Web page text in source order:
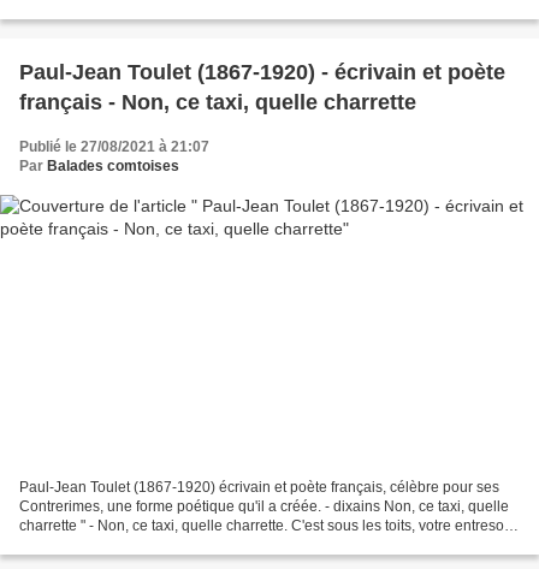
Paul-Jean Toulet (1867-1920) - écrivain et poète
français - Non, ce taxi, quelle charrette
Publié le 27/08/2021 à 21:07
Par Balades comtoises
Paul-Jean Toulet (1867-1920) écrivain et poète français, célèbre pour ses
Contrerimes, une forme poétique qu'il a créée. - dixains Non, ce taxi, quelle
charrette " - Non, ce taxi, quelle charrette. C'est sous les toits, votre entresol ?